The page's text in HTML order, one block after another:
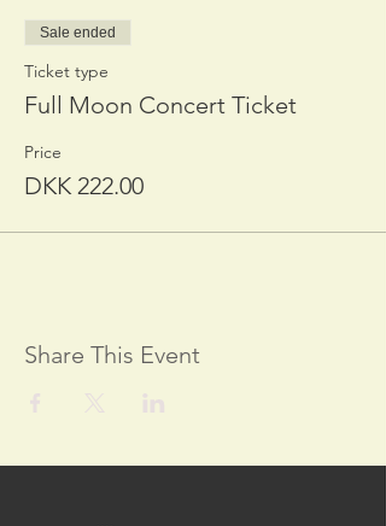
Sale ended
Ticket type
Full Moon Concert Ticket
Price
DKK 222.00
Share This Event